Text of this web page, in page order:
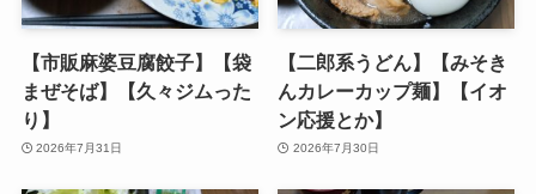
【市販麻婆豆腐餃子】【袋
まぜそば】【久々ジムった
り】
2026年7月31日
【二郎系うどん】【みそき
んカレーカップ麺】【イオ
ン応援とか】
2026年7月30日